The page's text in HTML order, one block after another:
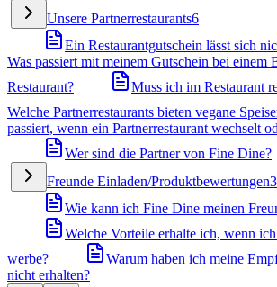
Unsere Partnerrestaurants6
Ein Restaurantgutschein lässt sich
Was passiert mit meinem Gutschein bei einem
Restaurant?
Muss ich im Restaurant
Welche Partnerrestaurants bieten vegane
passiert, wenn ein Partnerrestaurant wechselt
Wer sind die Partner von Fine Dine?
Freunde Einladen/Produktbewertungen3
Wie kann ich Fine Dine meinen
Welche Vorteile erhalte ich, wenn
werbe?
Warum haben ich meine
nicht erhalten?